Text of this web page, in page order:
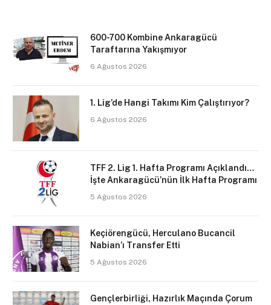
600-700 Kombine Ankaragücü
Taraftarına Yakışmıyor
6 Ağustos 2026
1. Lig’de Hangi Takımı Kim Çalıştırıyor?
6 Ağustos 2026
TFF 2. Lig 1. Hafta Programı Açıklandı…
İşte Ankaragücü’nün İlk Hafta Programı
5 Ağustos 2026
Keçiörengücü, Herculano Bucancil
Nabian’ı Transfer Etti
5 Ağustos 2026
Gençlerbirliği, Hazırlık Maçında Çorum